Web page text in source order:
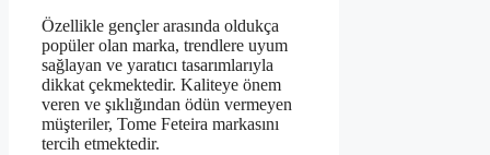
Özellikle gençler arasında oldukça
popüler olan marka, trendlere uyum
sağlayan ve yaratıcı tasarımlarıyla
dikkat çekmektedir. Kaliteye önem
veren ve şıklığından ödün vermeyen
müşteriler, Tome Feteira markasını
tercih etmektedir.